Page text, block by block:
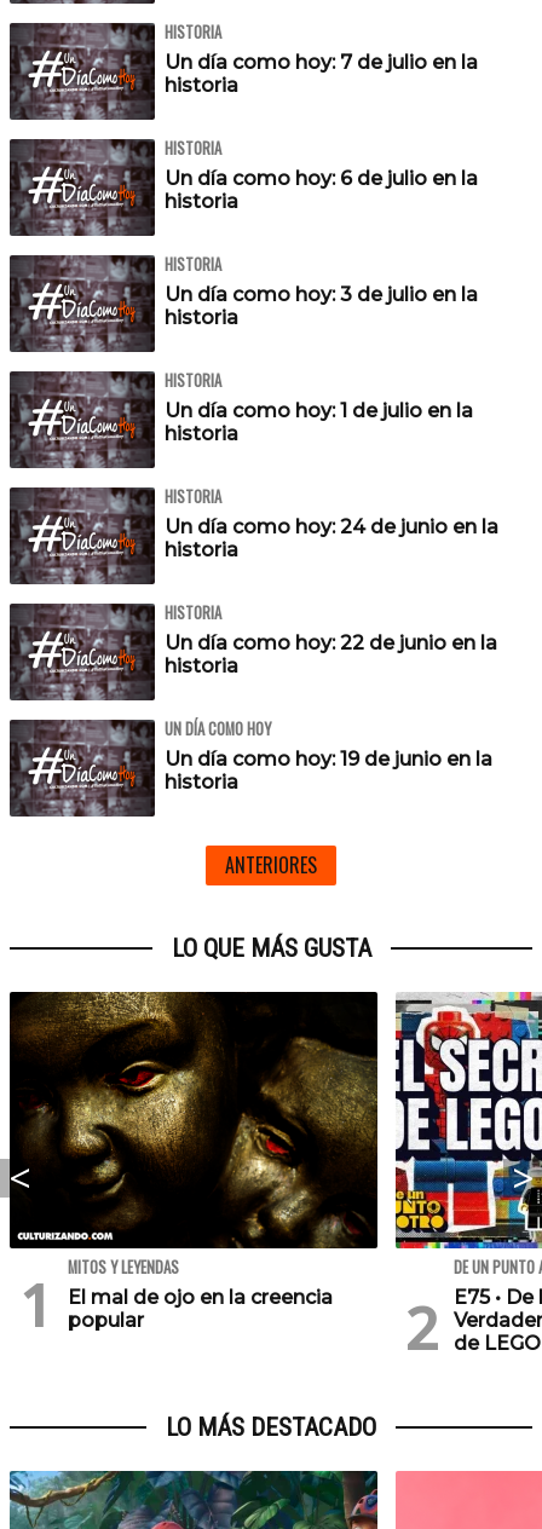
HISTORIA
Un día como hoy: 7 de julio en la
historia
HISTORIA
Un día como hoy: 6 de julio en la
historia
HISTORIA
Un día como hoy: 3 de julio en la
historia
HISTORIA
Un día como hoy: 1 de julio en la
historia
HISTORIA
Un día como hoy: 24 de junio en la
historia
HISTORIA
Un día como hoy: 22 de junio en la
historia
UN DÍA COMO HOY
Un día como hoy: 19 de junio en la
historia
ANTERIORES
LO QUE MÁS GUSTA
MITOS Y LEYENDAS
El mal de ojo en la creencia
popular
DE UN PUNTO
E75 •
de
LO MÁS DESTACADO